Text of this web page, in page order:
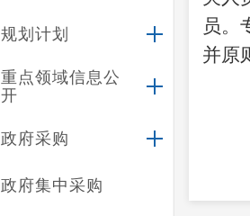
规划计划
重点领域信息公
开
政府采购
政府集中采购
员。
并原